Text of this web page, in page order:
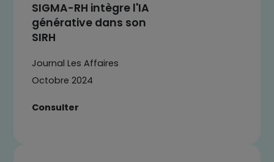
SIGMA-RH intègre l'IA
générative dans son
SIRH
Journal Les Affaires
Octobre 2024
Consulter